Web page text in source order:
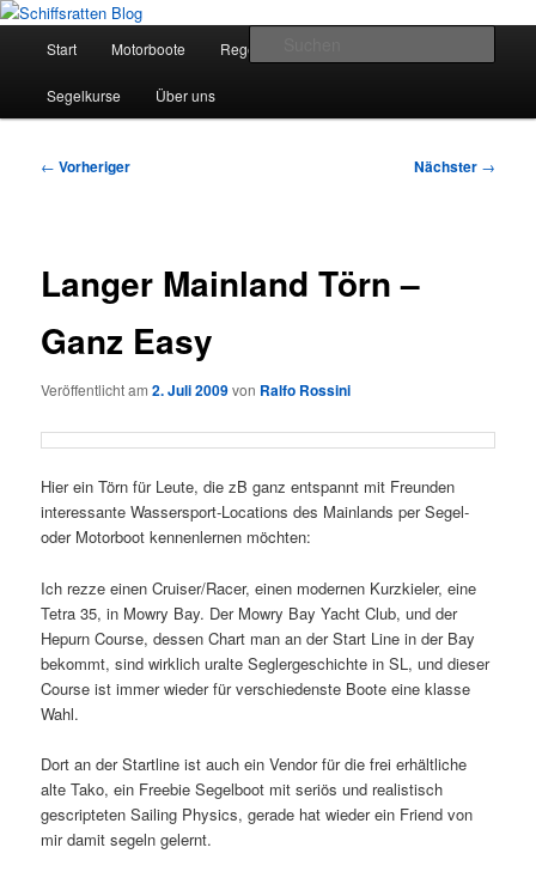
Zum
springenSchiffsratten Blog
Segelsport in Second Life
Start Motorboote Regelkunde
Segelkurse Über uns
Beitragsnavigation
← Vorheriger Nächster →
Langer Mainland Törn –
Ganz Easy
Veröffentlicht am2. Juli 2009von Ralfo Rossini
Hier ein Törn für Leute, die zB ganz entspannt mit Freunden
interessante Wassersport-Locations des Mainlands per Segel-
oder Motorboot kennenlernen möchten:
Ich rezze einen Cruiser/Racer, einen modernen Kurzkieler, eine
Tetra 35, in Mowry Bay. Der Mowry Bay Yacht Club, und der
Hepurn Course, dessen Chart man an der Start Line in der Bay
bekommt, sind wirklich uralte Seglergeschichte in SL, und dieser
Course ist immer wieder für verschiedenste Boote eine klasse
Wahl.
Dort an der Startline ist auch ein Vendor für die frei erhältliche
alte Tako, ein Freebie Segelboot mit seriös und realistisch
gescripteten Sailing Physics, gerade hat wieder ein Friend von
mir damit segeln gelernt.